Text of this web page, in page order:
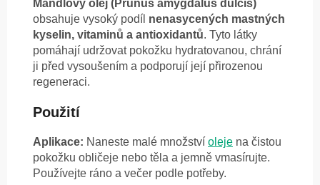
Mandlový olej (Prunus amygdalus dulcis)
obsahuje vysoký podíl nenasycených mastných
kyselin, vitaminů a antioxidantů. Tyto látky
pomáhají udržovat pokožku hydratovanou, chrání
ji před vysoušením a podporují její přirozenou
regeneraci.
Použití
Aplikace: Naneste malé množství oleje na čistou
pokožku obličeje nebo těla a jemně vmasírujte.
Používejte ráno a večer podle potřeby.